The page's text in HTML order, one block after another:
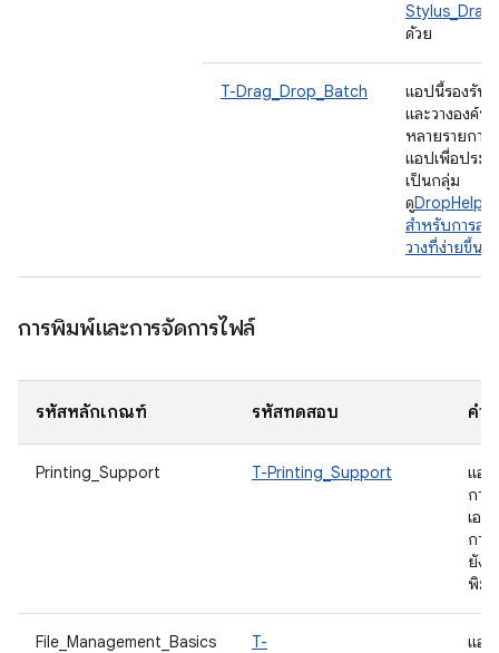
ด้วย
T-Drag_Drop_Batch
แอปนี้รองรับก
และวางองค์ป
หลายรายการ
แอปเพื่อประ
เป็นกลุ่ม
ดูDropHelper
สำหรับการลา
วางที่ง่ายขึ้น
การพิมพ์และการจัดการไฟล์
รหัสหลักเกณฑ์ รหัสทดสอบ คำ
Printing_Support T-Printing_Support
แอป
กา
เอก
การ
ยัง
พิม
File_Management_Basics
T-
แอ